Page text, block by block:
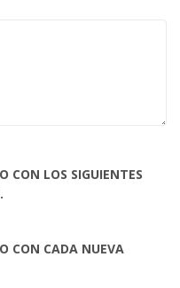
CON LOS SIGUIENTES
CON CADA NUEVA